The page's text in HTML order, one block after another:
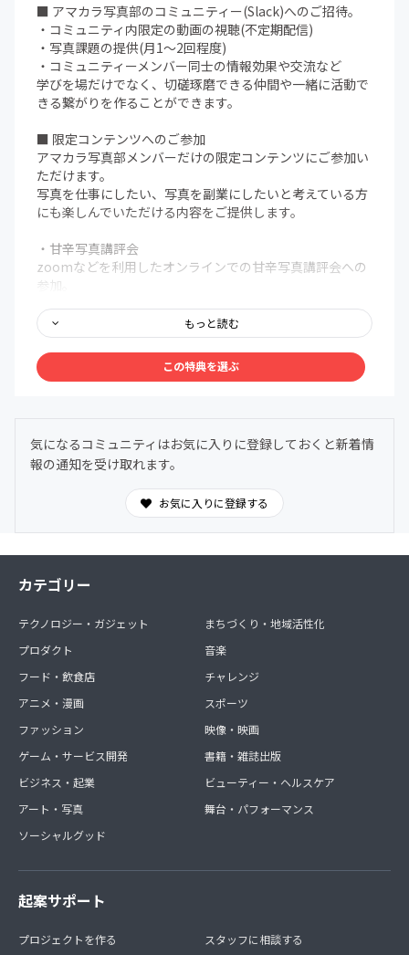
■ アマカラ写真部のコミュニティー(Slack)へのご招待。
・コミュニティ内限定の動画の視聴(不定期配信)
・写真課題の提供(月1〜2回程度)
・コミュニティーメンバー同士の情報効果や交流など
学びを場だけでなく、切磋琢磨できる仲間や一緒に活動で
きる繋がりを作ることができます。
■ 限定コンテンツへのご参加
アマカラ写真部メンバーだけの限定コンテンツにご参加い
ただけます。
写真を仕事にしたい、写真を副業にしたいと考えている方
にも楽しんでいただける内容をご提供します。
・甘辛写真講評会
zoomなどを利用したオンラインでの甘辛写真講評会への
参加。
・メンバー限定のオンラインワークショップ
zoomなどを利用したオンラインオンラインワークショッ
プへの参加。
ゲストを招いたオンラインでの対談トークショー。
■ 撮影現場の体験
撮影アシスタントをコミュニティ内で優先的に募集しま
撮影を体験という形になりますので、別途アシスタント費
のお支払いはしておりません。
( お仕事としてお願いする場合もありますが、その際は募
交通費など実費はご自身でご負担いただきます。
※表記されている甘辛写真部の活動は主な活動内容であり
一例です。表記以外の活動もご要望や状況に合わせてフレ
キシブルに行って行きます。コミュニティの活動内容やコ
ンテンツについては今後、変更・追加の可能性がございま
すのでご了承ください。
もっと読む
この特典を選ぶ
気になるコミュニティはお気に入りに登録しておくと新着情
報の通知を受け取れます。
お気に入りに登録する
カテゴリー
テクノロジー・ガジェット
プロダクト
フード・飲食店
アニメ・漫画
ファッション
ゲーム・サービス開発
ビジネス・起業
アート・写真
ソーシャルグッド
まちづくり・地域活性化
音楽
チャレンジ
スポーツ
映像・映画
書籍・雑誌出版
ビューティー・ヘルスケア
舞台・パフォーマンス
起案サポート
プロジェクトを作る
スタッフに相談する